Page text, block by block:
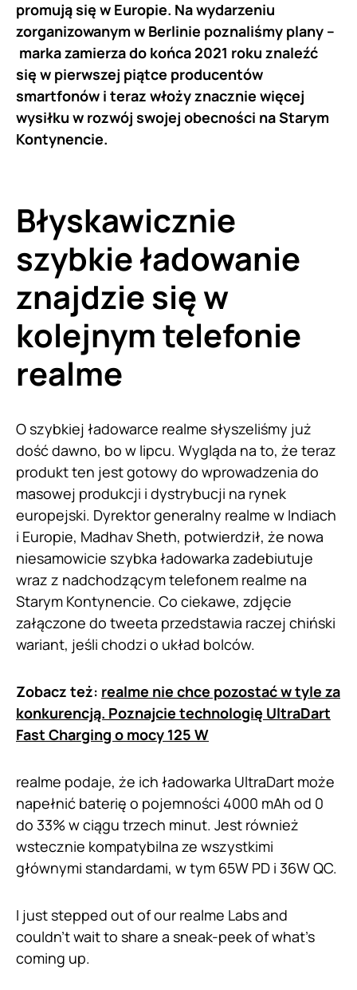
promują się w Europie. Na wydarzeniu
zorganizowanym w Berlinie poznaliśmy plany –
marka zamierza do końca 2021 roku znaleźć
się w pierwszej piątce producentów
smartfonów i teraz włoży znacznie więcej
wysiłku w rozwój swojej obecności na Starym
Kontynencie.
Błyskawicznie
szybkie ładowanie
znajdzie się w
kolejnym telefonie
realme
O szybkiej ładowarce realme słyszeliśmy już
dość dawno, bo w lipcu. Wygląda na to, że teraz
produkt ten jest gotowy do wprowadzenia do
masowej produkcji i dystrybucji na rynek
europejski. Dyrektor generalny realme w Indiach
i Europie, Madhav Sheth, potwierdził, że nowa
niesamowicie szybka ładowarka zadebiutuje
wraz z nadchodzącym telefonem realme na
Starym Kontynencie. Co ciekawe, zdjęcie
załączone do tweeta przedstawia raczej chiński
wariant, jeśli chodzi o układ bolców.
Zobacz też: realme nie chce pozostać w tyle za
konkurencją. Poznajcie technologię UltraDart
Fast Charging o mocy 125 W
realme podaje, że ich ładowarka UltraDart może
napełnić baterię o pojemności 4000 mAh od 0
do 33% w ciągu trzech minut. Jest również
wstecznie kompatybilna ze wszystkimi
głównymi standardami, w tym 65W PD i 36W QC.
I just stepped out of our realme Labs and
couldn't wait to share a sneak-peek of what's
coming up.